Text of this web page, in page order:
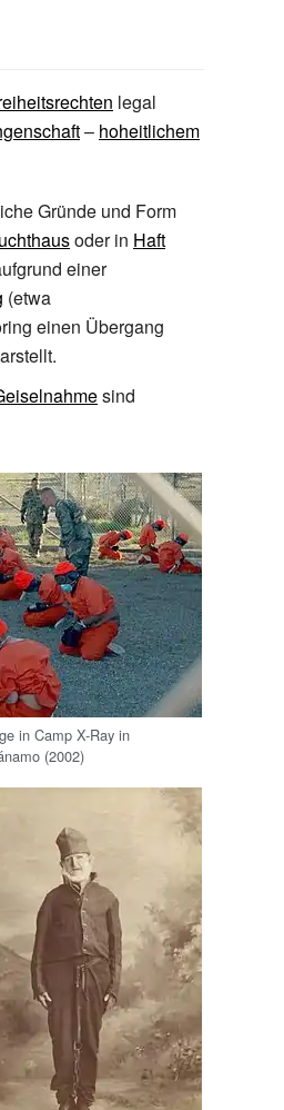
legal
– hoheitlichem
Gründe und Form
oder in Haft
einer
(etwa
einen Übergang
sind
in Camp X-Ray in
(2002)